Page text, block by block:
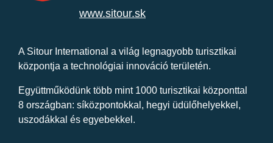
www.sitour.sk
A Sitour International a világ legnagyobb turisztikai
központja a technológiai innováció területén.
Együttműködünk több mint 1000 turisztikai központtal
8 országban: síközpontokkal, hegyi üdülőhelyekkel,
uszodákkal és egyebekkel.